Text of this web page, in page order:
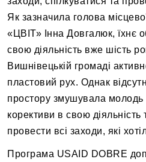
Як зазначила голова
«ЦВІТ» Інна Довгалюк, їхнє
свою діяльність вже шість
Вишнівецькій громаді
пластовий рух. Однак
простору змушувала молодь
корективи в свою
провести всі заходи, які
Програма USAID DOBRE